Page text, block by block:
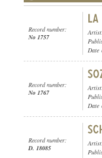
Record number:
No 1757
Date
Record number:
No 1767
Date
Record number:
D. 18085